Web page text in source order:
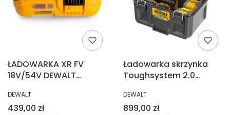
ŁADOWARKA XR FV
18V/54V DEWALT
PRODUCENT
DEWALT
Cena
439,00 zł
Ładowarka skrzynka
Toughsystem 2.0
QW
PRODUCENT
DEWALT
Cena
899,00 zł